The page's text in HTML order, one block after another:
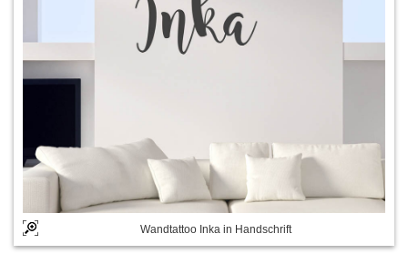
Wandtattoo Inka in Handschrift